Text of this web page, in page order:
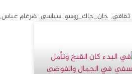
ثقافي, جان_جاك_روسو, سیاسي, ضرغام عباس,